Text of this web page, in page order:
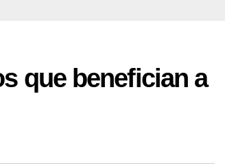
que benefician a